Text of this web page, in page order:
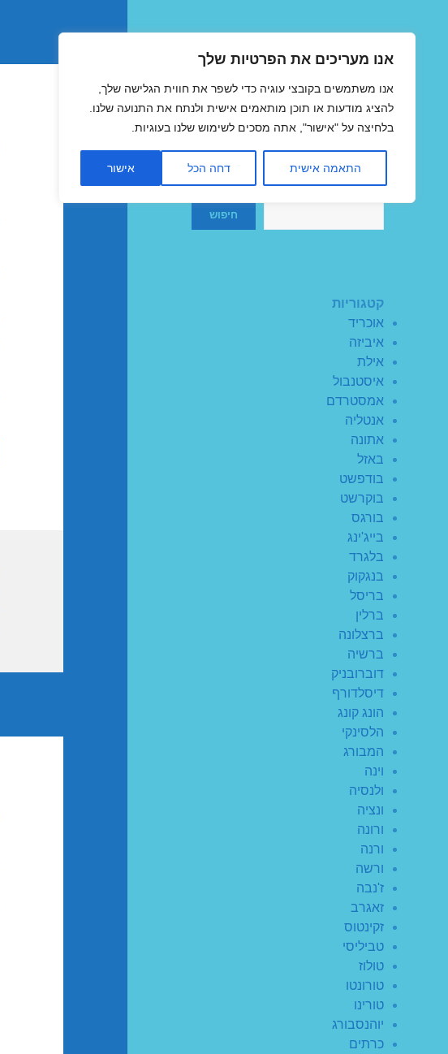
אנו מעריכים את הפרטיות שלך
אנו משתמשים בקובצי עוגיה כדי לשפר את חווית הגלישה שלך,
להציג מודעות או תוכן מותאמים אישית ולנתח את התנועה שלנו.
בלחיצה על "אישור", אתה מסכים לשימוש שלנו בעוגיות.
התאמה אישית דחה הכל אישור
MegaFlights טיסות מוזלות
חיפוש
חיפוש
קטגוריות
אוכריד
איביזה
אילת
איסטנבול
אמסטרדם
אנטליה
אתונה
באזל
בודפשט
בוקרשט
בורגס
בייג'ינג
בלגרד
בנגקוק
בריסל
ברלין
ברצלונה
ברשיה
דוברובניק
דיסלדורף
הונג קונג
הלסינקי
המבורג
וינה
ולנסיה
ונציה
ורונה
ורנה
ורשה
ז'נבה
זאגרב
זקינטוס
טביליסי
טולוז
טורונטו
טורינו
יוהנסבורג
כרתים